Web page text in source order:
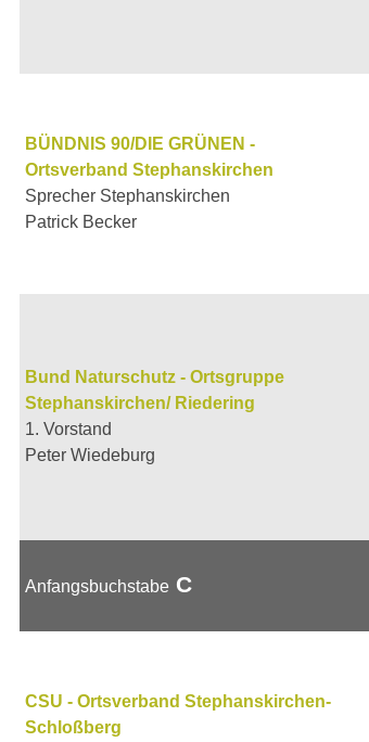
BÜNDNIS 90/DIE GRÜNEN -
Ortsverband Stephanskirchen
Sprecher Stephanskirchen
Patrick Becker
Bund Naturschutz - Ortsgruppe
Stephanskirchen/ Riedering
1. Vorstand
Peter Wiedeburg
Anfangsbuchstabe C
CSU - Ortsverband Stephanskirchen-
Schloßberg